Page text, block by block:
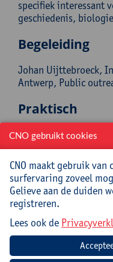
specifiek interessant
geschiedenis,
Begeleiding
Johan Uijttebroeck,
Antwerp, Public
Praktisch
Cursuscode:26/BIO/
Jouw bijdrage: 69
Inlichtingen bij: Miet
Datum
dinsdag
13:30u
CNO gebruikt cookies
CNO maakt gebruik
surfervaring zoveel
Gelieve aan de duiden
registreren.
Lees ook de